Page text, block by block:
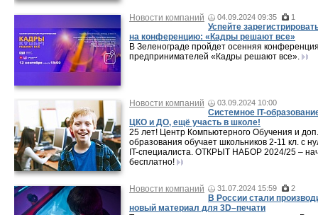
Новости компаний 04.09.2024 09:35 1
Успейте
на конференцию: «Кадры решают все»
В Зеленограде пройдет осенняя
предпринимателей «Кадры решают все».
Новости компаний 03.09.2024 10:00
Системное IT-
ЦКО и ДО, ещё участь в школе!
25 лет! Центр Компьютерного Обучения и доп.
образования обучает школьников 2-11 кл. с
IT-специалиста. ОТКРЫТ НАБОР 2024/25 –
бесплатно!
Новости компаний 31.07.2024 15:59 2
В России стали
новый материал для 3D–печати